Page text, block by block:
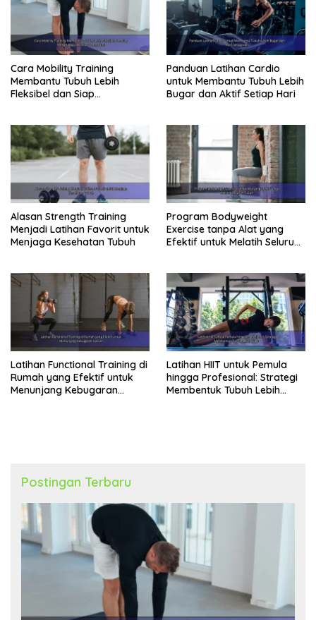
Cara Mobility Training
Membantu Tubuh Lebih
Fleksibel dan Siap
Panduan Latihan Cardio
untuk Membantu Tubuh Lebih
Bugar dan Aktif Setiap Hari
Alasan Strength Training
Menjadi Latihan Favorit untuk
Menjaga Kesehatan Tubuh
Program Bodyweight
Exercise tanpa Alat yang
Efektif untuk Melatih Seluruh
Latihan Functional Training di
Rumah yang Efektif untuk
Menunjang Kebugaran
Latihan HIIT untuk Pemula
hingga Profesional: Strategi
Membentuk Tubuh Lebih
Postingan Terbaru